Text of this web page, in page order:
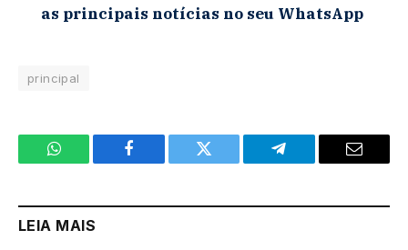
as principais notícias no seu WhatsApp
principal
WhatsApp Facebook Twitter Telegram Email
LEIA MAIS